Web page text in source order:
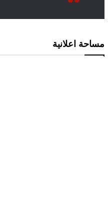
مساحة اعلانية